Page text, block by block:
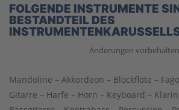
FOLGENDE INSTRUMENTE
BESTANDTEIL DES
Änderungen
Mandoline – Akkordeon – Blockflöte –
Gitarre – Harfe – Horn – Keyboard –